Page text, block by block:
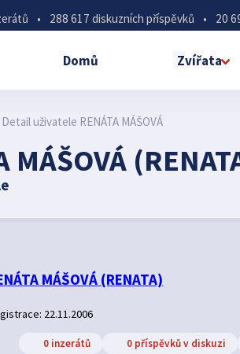
• 288 617 diskuzních příspěvků • 20
Domů Zvířata
Detail uživatele RENÁTA MÁŠOVÁ
MÁŠOVÁ
MÁŠOVÁ (RENATA)
22.11.2006
0 inzerátů 0 příspěvků v diskuzi